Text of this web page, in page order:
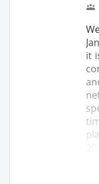
it